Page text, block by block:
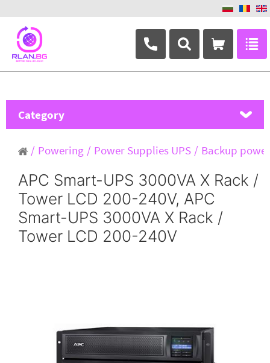
+359 882 346 063
Category
MikroTik
Ubiquiti Networks
TP-Link
Masterlan
Powering Power Supplies UPS Backup power
APC Smart-UPS 3000VA X Rack /
Tower LCD 200-240V, APC
Smart-UPS 3000VA X Rack /
Tower LCD 200-240V